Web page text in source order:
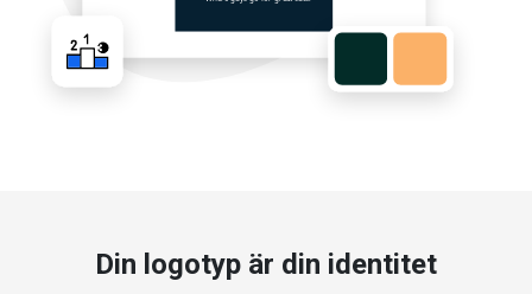
Din logotyp är din identitet